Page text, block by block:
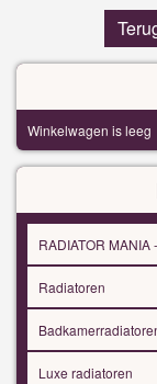
Winkelwagen is leeg
RADIATOR MANIA
Radiatoren
Luxe radiatoren